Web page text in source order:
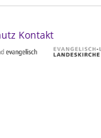
Kontakt